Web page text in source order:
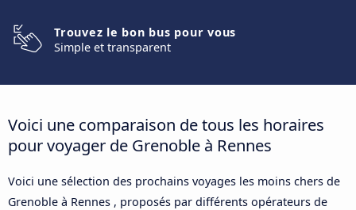
Trouvez le bon bus pour vous
Simple et transparent
Voici une comparaison de tous les horaires
pour voyager de Grenoble à Rennes
Voici une sélection des prochains voyages les moins chers de
Grenoble à Rennes , proposés par différents opérateurs de